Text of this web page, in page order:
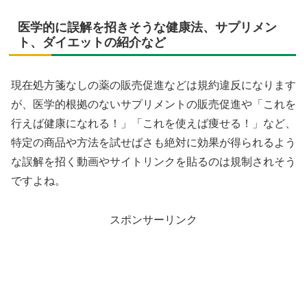
医学的に誤解を招きそうな健康法、サプリメン
ト、ダイエットの紹介など
現在処方箋なしの薬の販売促進などは規約違反になります
が、医学的根拠のないサプリメントの販売促進や「これを
行えば健康になれる！」「これを使えば痩せる！」など、
特定の商品や方法を試せばさも絶対に効果が得られるよう
な誤解を招く動画やサイトリンクを貼るのは規制されそう
ですよね。
スポンサーリンク